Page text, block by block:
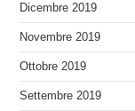
Dicembre 2019
Novembre 2019
Ottobre 2019
Settembre 2019